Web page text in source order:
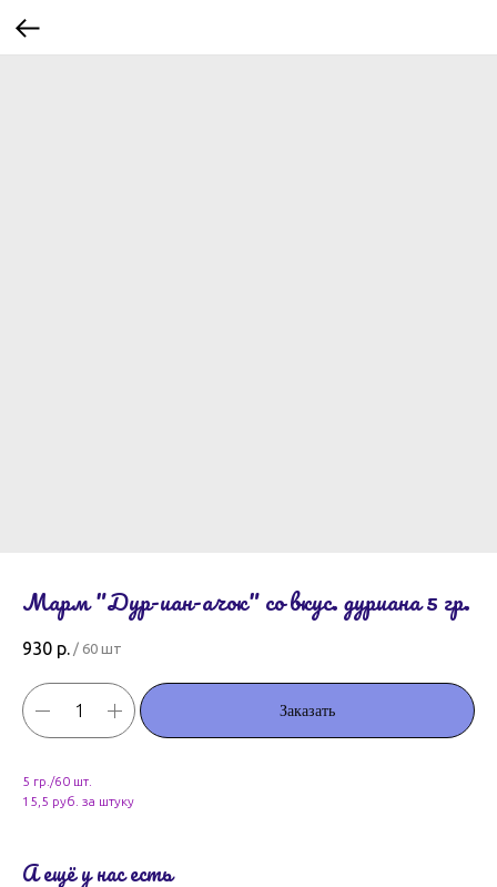
Марм "Дур-иан-ачок" со вкус. дуриана 5 гр.
930 р. / 60 шт
Заказать
5 гр./60 шт.
15,5 руб. за штуку
А ещё у нас есть